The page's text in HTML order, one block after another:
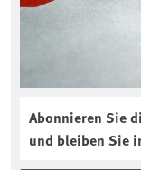
Abonnieren Sie
und bleiben Sie